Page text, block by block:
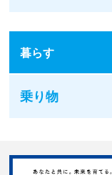
暮らす
乗り物